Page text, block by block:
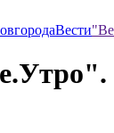
Вести